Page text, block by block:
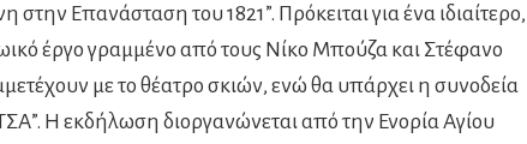
Επανάσταση του 1821”. Πρόκειται για ένα ιδιαίτερο,
έργο γραμμένο από τους Νίκο Μπούζα και Στέφανο
με το θέατρο σκιών, ενώ θα υπάρχει η συνοδεία
Η εκδήλωση διοργανώνεται από την Ενορία Αγίου